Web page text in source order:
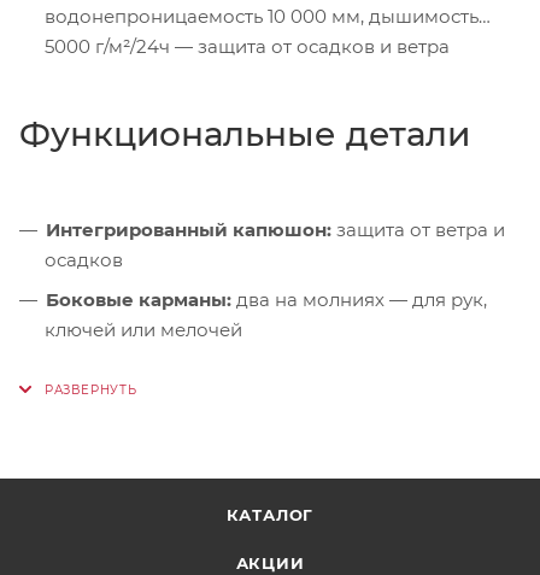
водонепроницаемость 10 000 мм, дышимость
5000 г/м²/24ч — защита от осадков и ветра
Функциональные детали
Интегрированный капюшон: защита от ветра и
осадков
Боковые карманы: два на молниях — для рук,
ключей или мелочей
документов и гаджетов
Светоотражающие элементы:
КАТАЛОГ
АКЦИИ